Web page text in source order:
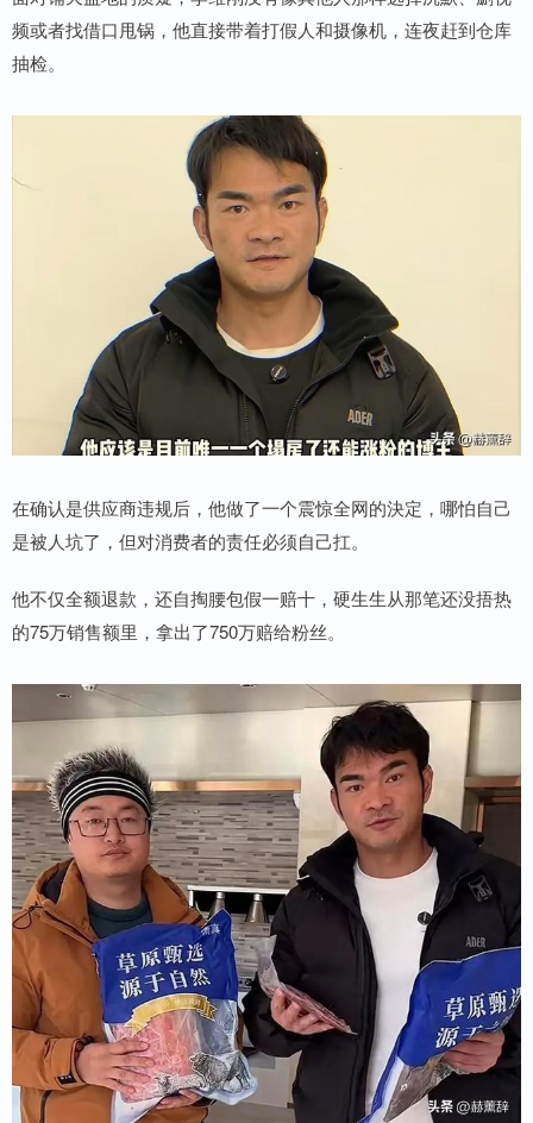
频或者找借口甩锅，他直接带着打假人和摄像机，连夜赶到仓库
抽检。
在确认是供应商违规后，他做了一个震惊全网的決定，哪怕自己
是被人坑了，但对消费者的责任必须自己扛。
他不仅全额退款，还自掏腰包假一赔十，硬生生从那笔还没捂热
的75万销售额里，拿出了750万赔给粉丝。